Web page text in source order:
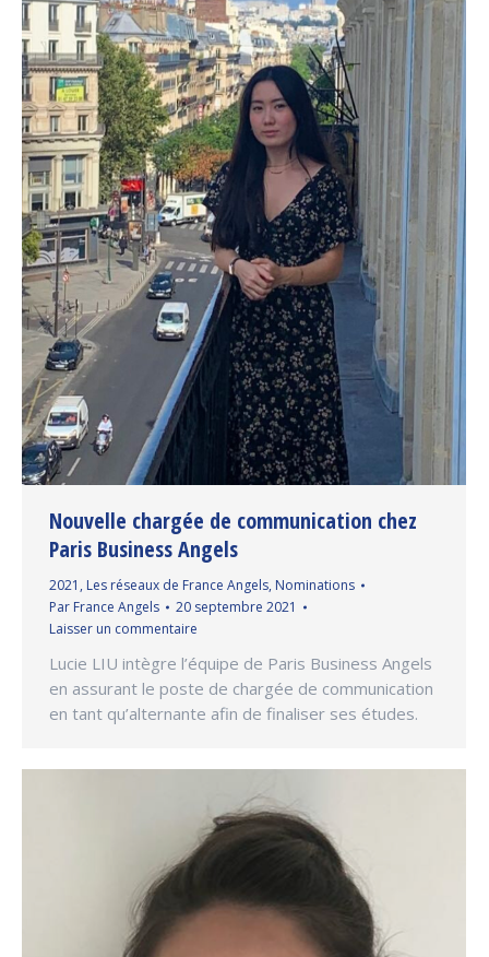
Nouvelle chargée de communication chez
Paris Business Angels
2021 , Les réseaux de France Angels, Nominations
Par France Angels
20 septembre 2021
Laisser un commentaire
Lucie LIU intègre l’équipe de Paris Business Angels
en assurant le poste de chargée de communication
en tant qu’alternante afin de finaliser ses études.